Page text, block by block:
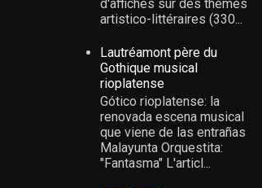
d'affiches sur des thèmes
artistico-littéraires (330...
Lautréamont père du
Gothique musical
rioplatense
Gótico rioplatense: la
renovada escena musical
que viene de las entrañas
Malayunta Orquestita:
"Fantasma" L'articl...